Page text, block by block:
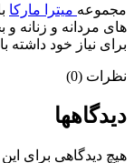
مجموعه میترا مارکا
های مردانه و زنانه و
برای نیاز خود داشته
نظرات (0)
دیدگاهها
هیچ دیدگاهی برای